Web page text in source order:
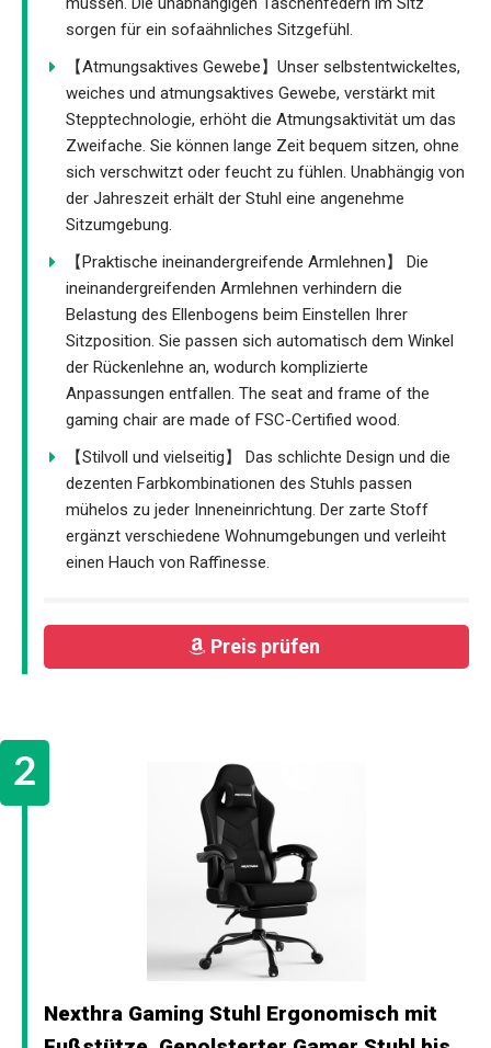
sorgen für ein sofaähnliches Sitzgefühl.
【Atmungsaktives Gewebe】Unser selbstentwickeltes,
weiches und atmungsaktives Gewebe, verstärkt mit
Stepptechnologie, erhöht die Atmungsaktivität um das
Zweifache. Sie können lange Zeit bequem sitzen, ohne
sich verschwitzt oder feucht zu fühlen. Unabhängig von
der Jahreszeit erhält der Stuhl eine angenehme
Sitzumgebung.
【Praktische ineinandergreifende Armlehnen】 Die
ineinandergreifenden Armlehnen verhindern die
Belastung des Ellenbogens beim Einstellen Ihrer
Sitzposition. Sie passen sich automatisch dem Winkel
der Rückenlehne an, wodurch komplizierte
Anpassungen entfallen. The seat and frame of the
gaming chair are made of FSC-Certified wood.
【Stilvoll und vielseitig】 Das schlichte Design und die
dezenten Farbkombinationen des Stuhls passen
mühelos zu jeder Inneneinrichtung. Der zarte Stoff
ergänzt verschiedene Wohnumgebungen und verleiht
einen Hauch von Raffinesse.
Preis prüfen
Nexthra Gaming Stuhl Ergonomisch mit